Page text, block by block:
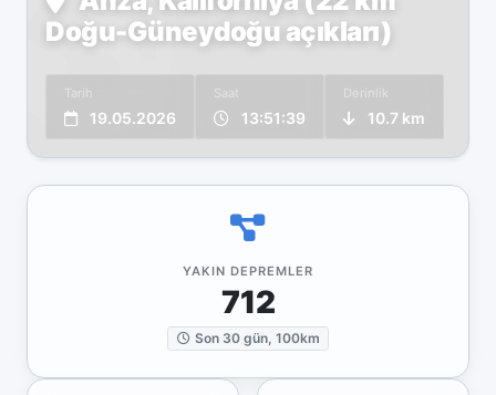
Doğu-Güneydoğu açıkları)
Tarih
19.05.2026
Saat
13:51:39
Derinlik
10.7 km
YAKIN DEPREMLER
712
Son 30 gün, 100km